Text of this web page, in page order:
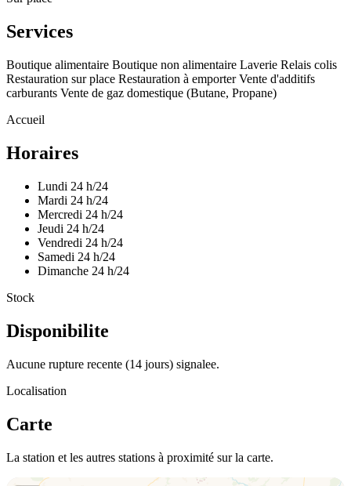
Services
Boutique alimentaire Boutique non alimentaire Laverie Relais colis
Restauration sur place Restauration à emporter Vente d'additifs
carburants Vente de gaz domestique (Butane, Propane)
Accueil
Horaires
Lundi 24 h/24
Mardi 24 h/24
Mercredi 24 h/24
Jeudi 24 h/24
Vendredi 24 h/24
Samedi 24 h/24
Dimanche 24 h/24
Stock
Disponibilite
Aucune rupture recente (14 jours) signalee.
Localisation
Carte
La station et les autres stations à proximité sur la carte.